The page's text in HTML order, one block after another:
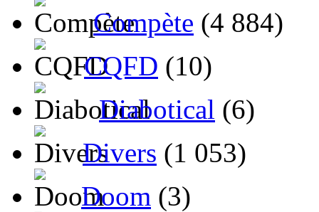
Compète (4 884)
CQFD (10)
Diabotical (6)
Divers (1 053)
Doom (3)